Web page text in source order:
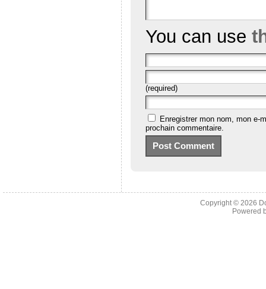
You can use
(required)
Enregistrer mon nom, mon e-
prochain commentaire.
Copyright © 2026
Powered